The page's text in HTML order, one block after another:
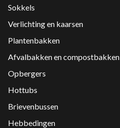
Sokkels
Verlichting en kaarsen
Plantenbakken
Afvalbakken en compostbakken
Opbergers
Hottubs
Brievenbussen
Hebbedingen